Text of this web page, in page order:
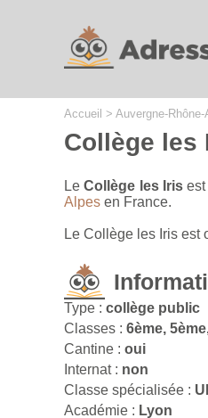
Accueil > Auvergne-Rhône-
Collège les
LeCollège les Irisest
Alpes en France.
Le Collège les Iris est
Type : collège public
Classes : 6ème,
Cantine : oui
Internat : non
Classe spécialisée :
Académie : Lyon